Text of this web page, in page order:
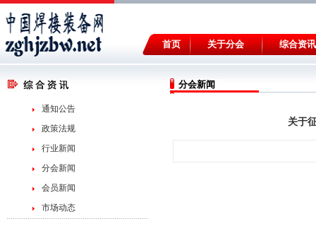
首页 关于分会 综合资讯
通知公告
政策法规
行业新闻
分会新闻
会员新闻
市场动态
分会新闻
关于